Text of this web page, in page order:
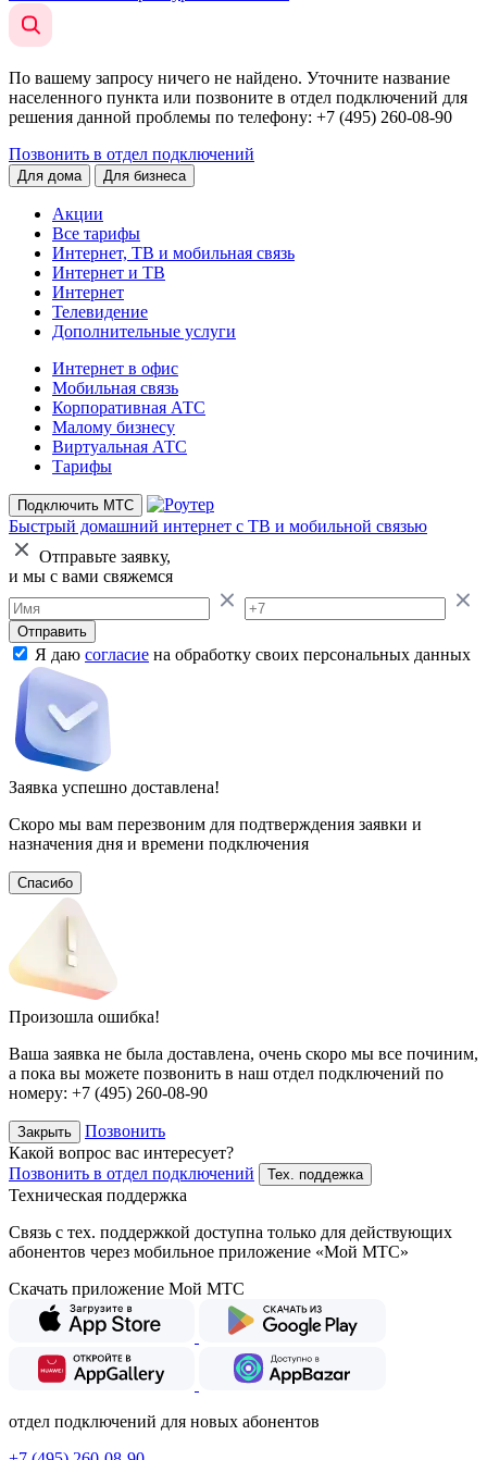
По вашему запросу ничего не найдено. Уточните название
населенного пункта или позвоните в отдел подключений для
решения данной проблемы по телефону: +7 (495) 260-08-90
Позвонить в отдел подключений
Для дома Для бизнеса
Акции
Все тарифы
Интернет, ТВ и мобильная связь
Интернет и ТВ
Интернет
Телевидение
Дополнительные услуги
Интернет в офис
Мобильная связь
Корпоративная АТС
Малому бизнесу
Виртуальная АТС
Тарифы
Подключить МТС
Быстрый домашний интернет с ТВ и мобильной связью
Отправьте заявку,
и мы с вами свяжемся
Отправить
Я даю согласие на обработку своих персональных данных
Заявка успешно доставлена!
Скоро мы вам перезвоним для подтверждения заявки и
назначения дня и времени подключения
Спасибо
Произошла ошибка!
Ваша заявка не была доставлена, очень скоро мы все починим,
а пока вы можете позвонить в наш отдел подключений по
номеру: +7 (495) 260-08-90
Закрыть
Позвонить
Какой вопрос вас интересует?
Позвонить в отдел подключений
Тех. поддежка
Техническая поддержка
Связь с тех. поддержкой доступна только для действующих
абонентов через мобильное приложение «Мой МТС»
Скачать приложение Мой МТС
отдел подключений для новых абонентов